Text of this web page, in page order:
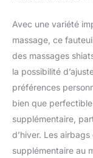
Avec une variété
massage, ce
des massages
la possibilité
préférences
bien que
supplémentaire,
d’hiver. Les
supplémentaire au